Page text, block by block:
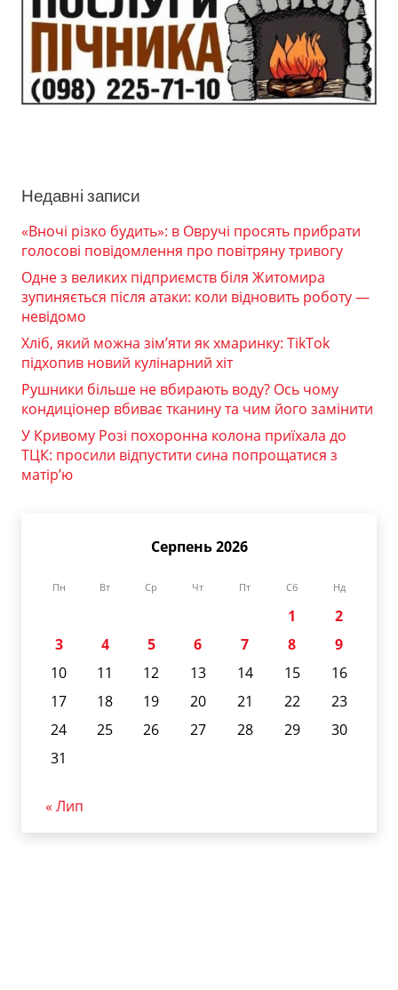
Недавні записи
«Вночі різко будить»: в Овручі просять прибрати
голосові повідомлення про повітряну тривогу
Одне з великих підприємств біля Житомира
зупиняється після атаки: коли відновить роботу —
невідомо
Хліб, який можна зім’яти як хмаринку: TikTok
підхопив новий кулінарний хіт
Рушники більше не вбирають воду? Ось чому
кондиціонер вбиває тканину та чим його замінити
У Кривому Розі похоронна колона приїхала до
ТЦК: просили відпустити сина попрощатися з
матір’ю
Серпень 2026
Пн Вт Ср Чт Пт Сб Нд
1
2
3
4 5 6 7 8
9
10
11 12 13 14 15
16
17
18 19 20 21 22
23
24
25 26 27 28 29
30
31
« Лип